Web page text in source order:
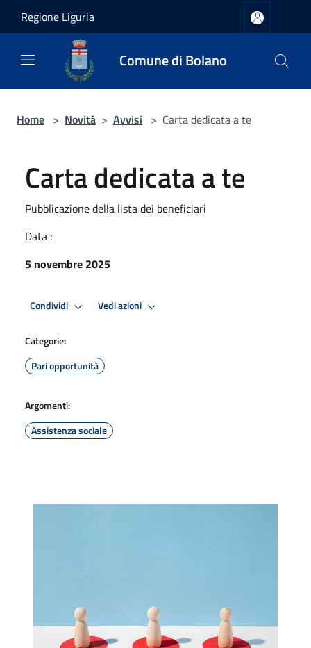
Regione Liguria
Comune di Bolano
Home > Novità > Avvisi > Carta dedicata a te
Carta dedicata a te
Pubblicazione della lista dei beneficiari
Data :
5 novembre 2025
Condividi Vedi azioni
Categorie:
Pari opportunità
Argomenti:
Assistenza sociale